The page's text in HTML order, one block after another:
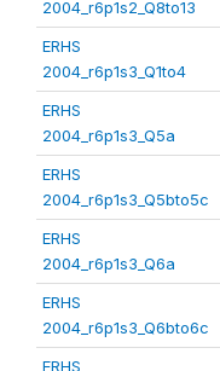
2004_r6p1s2_Q8to13
ERHS
2004_r6p1s3_Q1to4
ERHS
2004_r6p1s3_Q5a
ERHS
2004_r6p1s3_Q5bto5c
ERHS
2004_r6p1s3_Q6a
ERHS
2004_r6p1s3_Q6bto6c
ERHS